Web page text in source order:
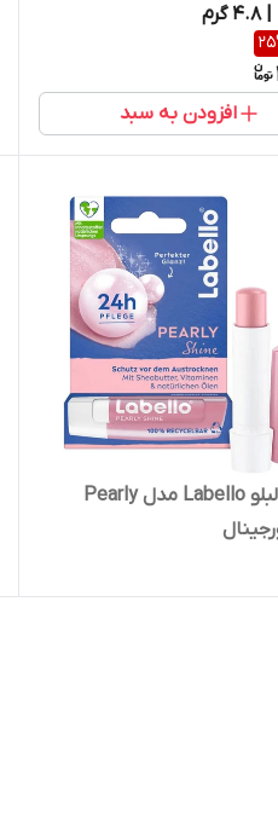
25
افزودن به سبد
بالم لب لبلو Labello مدل Pearly